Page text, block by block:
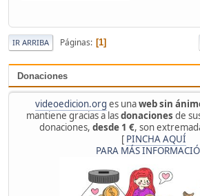
Donaciones
videoedicion.org es unaweb sin
mantiene gracias a lasdonaciones de
donaciones, desde 1 €, son
[ PINCHA AQUÍ
PARA MÁS
IR ARRIBA Páginas 1